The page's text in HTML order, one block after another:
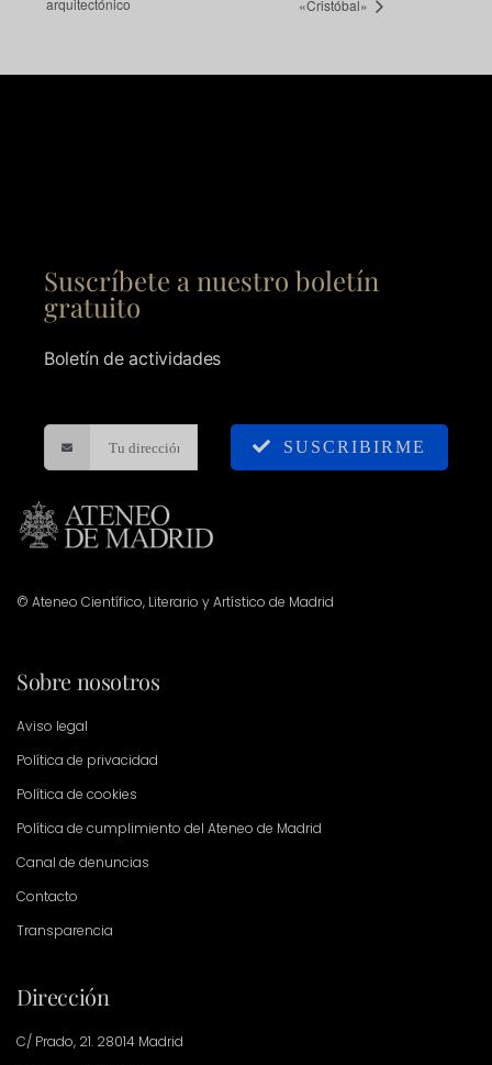
arquitectónico «Cristóbal»
Suscríbete a nuestro boletín
gratuito
Boletín de actividades
SUSCRIBIRME
© Ateneo Científico, Literario y Artístico de Madrid
Sobre nosotros
Aviso legal
Política de privacidad
Política de cookies
Política de cumplimiento del Ateneo de Madrid
Canal de denuncias
Contacto
Transparencia
Dirección
C/ Prado, 21. 28014 Madrid